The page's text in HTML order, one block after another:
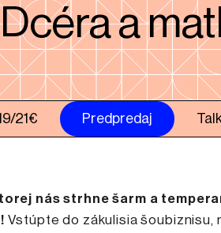
a
21€ Predpredaj
nás strhne šarm a
Vstúpte do zákulisia šoubiznisu,